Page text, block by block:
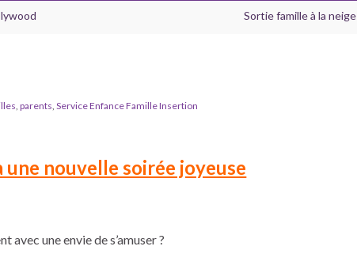
Sortie famille à la neige
, parents, Service Enfance Famille Insertion
nouvelle soirée joyeuse
une envie de s’amuser ?